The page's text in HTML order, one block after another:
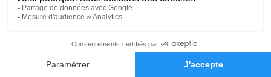
Faire-part Hommages
1 Route de Briennon
Je rends hommage